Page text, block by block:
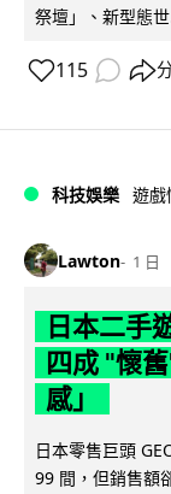
祭壇」、新型態
115
科技娛樂 遊戲
Lawton 1 日
日本二手
四成 "懷
感」
日本零售巨頭
99 間，但銷售額